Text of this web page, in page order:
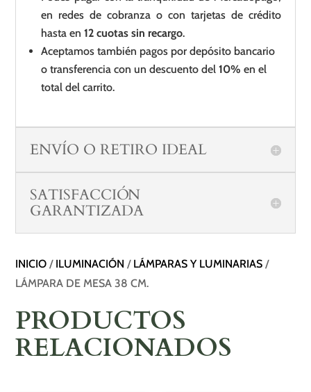
en redes de cobranza o con tarjetas de crédito
hasta en12 cuotas sin recargo.
Aceptamos también pagos por depósito bancario
o transferencia con un descuento del10% en el
total del carrito.
ENVÍO O RETIRO IDEAL
SATISFACCIÓN
GARANTIZADA
INICIO / ILUMINACIÓN / LÁMPARAS Y LUMINARIAS /
LÁMPARA DE MESA 38 CM.
PRODUCTOS
RELACIONADOS